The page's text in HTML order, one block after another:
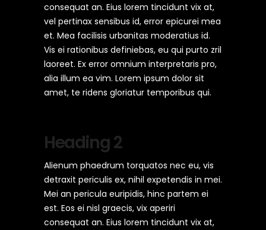
consequat an. Eius lorem tincidunt vix at,
vel pertinax sensibus id, error epicurei mea
et. Mea facilisis urbanitas moderatius id.
Vis ei rationibus definiebas, eu qui purto zril
laoreet. Ex error omnium interpretaris pro,
alia illum ea vim. Lorem ipsum dolor sit
amet, te ridens gloriatur temporibus qui.
Heading 2
Alienum phaedrum torquatos nec eu, vis
detraxit periculis ex, nihil expetendis in mei.
Mei an pericula euripidis, hinc partem ei
est. Eos ei nisl graecis, vix aperiri
consequat an. Eius lorem tincidunt vix at,